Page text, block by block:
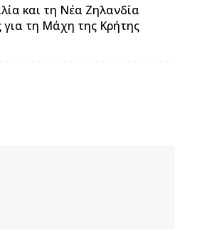
και τη Νέα Ζηλανδία
για τη Μάχη της Κρήτης